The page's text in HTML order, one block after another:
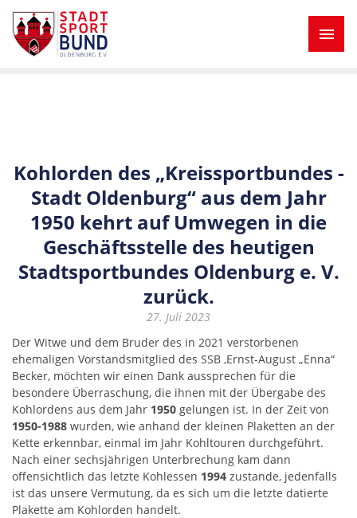
Kohlorden des „Kreissportbundes -
Stadt Oldenburg“ aus dem Jahr
1950 kehrt auf Umwegen in die
Geschäftsstelle des heutigen
Stadtsportbundes Oldenburg e. V.
zurück.
27. Juli 2023
Der Witwe und dem Bruder des in 2021 verstorbenen
ehemaligen Vorstandsmitglied des SSB ,Ernst-August „Enna“
Becker, möchten wir einen Dank aussprechen für die
besondere Überraschung, die ihnen mit der Übergabe des
Kohlordens aus dem Jahr 1950 gelungen ist. In der Zeit von
1950-1988 wurden, wie anhand der kleinen Plaketten an der
Kette erkennbar, einmal im Jahr Kohltouren durchgeführt.
Nach einer sechsjährigen Unterbrechung kam dann
offensichtlich das letzte Kohlessen 1994 zustande, jedenfalls
ist das unsere Vermutung, da es sich um die letzte datierte
Plakette am Kohlorden handelt.